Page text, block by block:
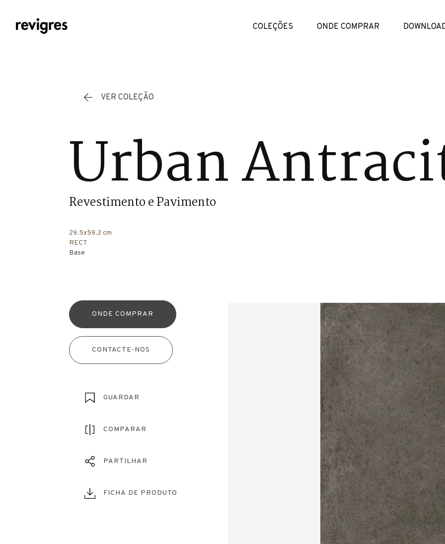
COLEÇÕES ONDE COMPRAR
VER COLEÇÃO
Urban
Revestimento e Pavimento
29.5x59.2 cm
RECT
Base
ONDE COMPRAR
CONTACTE-NOS
GUARDAR
COMPARAR
PARTILHAR
FICHA DE PRODUTO